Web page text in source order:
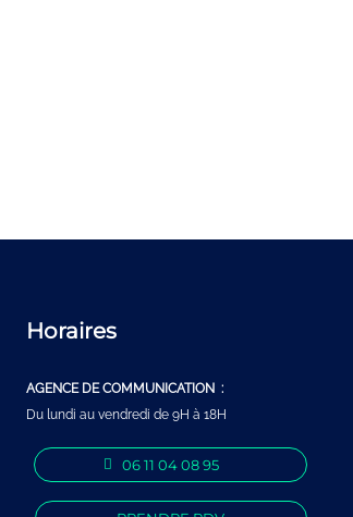
Horaires
AGENCE DE COMMUNICATION :
Du lundi au vendredi de 9H à 18H
06 11 04 08 95